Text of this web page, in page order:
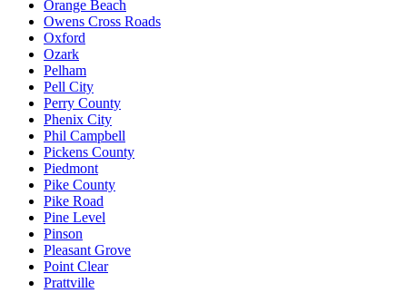
Orange Beach
Owens Cross Roads
Oxford
Ozark
Pelham
Pell City
Perry County
Phenix City
Phil Campbell
Pickens County
Piedmont
Pike County
Pike Road
Pine Level
Pinson
Pleasant Grove
Point Clear
Prattville